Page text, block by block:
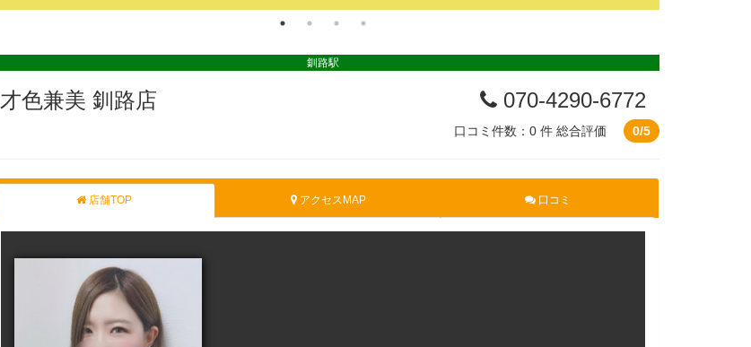
釧路駅
才色兼美 釧路店 070-4290-6772
口コミ件数：0 件 総合評価 0/5
店舗TOP アクセスMAP 口コミ